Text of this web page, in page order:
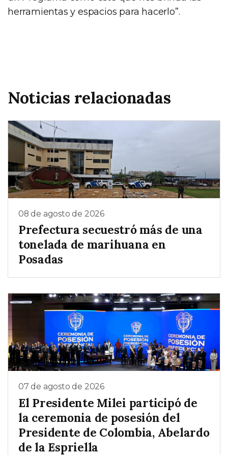
herramientas y espacios para hacerlo”.
Noticias relacionadas
08 de agosto de 2026
Prefectura secuestró más de una
tonelada de marihuana en
Posadas
07 de agosto de 2026
El Presidente Milei participó de
la ceremonia de posesión del
Presidente de Colombia, Abelardo
de la Espriella